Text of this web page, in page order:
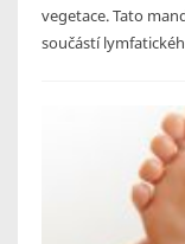
vegetace. Tato
součástí